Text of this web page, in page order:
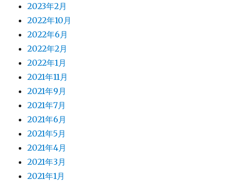
2023年2月
2022年10月
2022年6月
2022年2月
2022年1月
2021年11月
2021年9月
2021年7月
2021年6月
2021年5月
2021年4月
2021年3月
2021年1月